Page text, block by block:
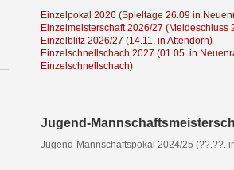
Einzelpokal 2026 (Spieltage 26.09 in
Einzelmeisterschaft 2026/27 (Meldeschluss
Einzelblitz 2026/27 (14.11. in Attendorn)
Einzelschnellschach 2027 (01.05. in
Einzelschnellschach)
Jugend-
Jugend-Mannschaftspokal 2024/25 (??.??.